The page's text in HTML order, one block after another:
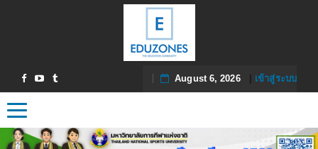
August 6, 2026| เข้าสู่ระบบ
Toggle navigation